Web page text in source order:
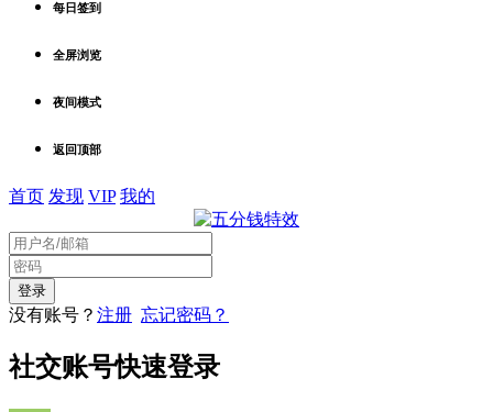
每日签到
全屏浏览
夜间模式
返回顶部
首页 发现 VIP 我的
没有账号？ 注册 忘记密码？
社交账号快速登录